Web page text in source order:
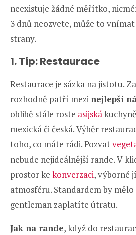
neexistuje žádné měřítko,
3 dnů neozvete, může to
strany.
1. Tip: Restaurace
Restaurace je sázka na jistotu.
rozhodně patří mezi nejlepší
oblibě stále roste asijská
mexická či česká. Výběr
toho, co máte rádi. Pozvat
nebude nejideálnější rande. V
prostor ke konverzaci, výborné
atmosféru. Standardem by
gentleman zaplatíte útratu.
Jak na rande, když do